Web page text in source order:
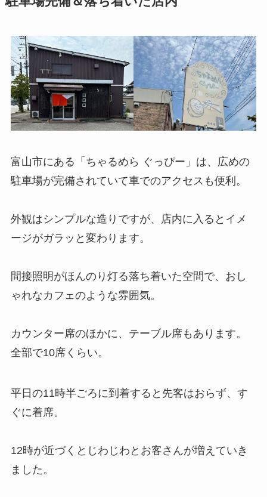
富山市にある「ちゃるめら ぐっぴー」は、広めの
駐車場が完備されていて車でのアクセスも便利。
外観はシンプルな造りですが、店内に入るとイメ
ージがガラッと変わります。
間接照明がほんのり灯る落ち着いた空間で、おし
ゃれなカフェのような雰囲気。
カウンター席のほかに、テーブル席もあります。
全部で10席くらい。
平日の11時半ごろに到着すると先客はおらず、す
ぐに着席。
12時が近づくとじわじわとお客さんが増えていき
ました。